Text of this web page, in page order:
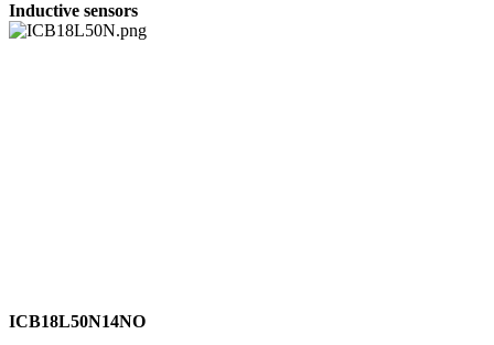
Inductive sensors
ICB18L50N14NO